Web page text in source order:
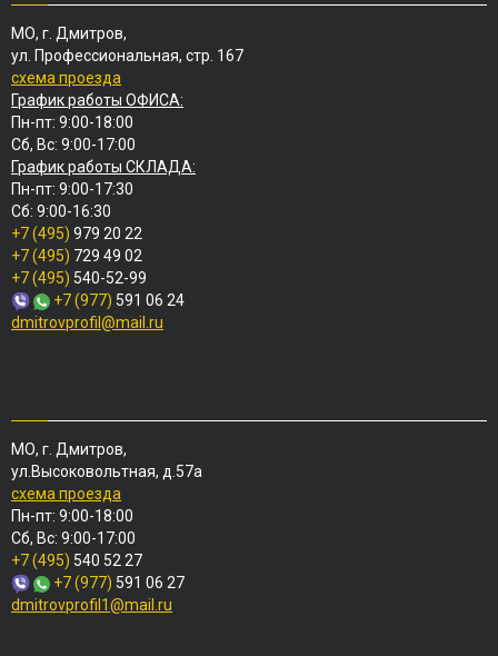
МО, г. Дмитров,
ул. Профессиональная, стр. 167
схема проезда
График работы ОФИСА:
Пн-пт: 9:00-18:00
Сб, Вс: 9:00-17:00
График работы СКЛАДА:
Пн-пт: 9:00-17:30
Сб: 9:00-16:30
+7 (495) 979 20 22
+7 (495) 729 49 02
+7 (495) 540-52-99
+7 (977) 591 06 24
dmitrovprofil@mail.ru
МО, г. Дмитров,
ул.Высоковольтная, д.57а
схема проезда
Пн-пт: 9:00-18:00
Сб, Вс: 9:00-17:00
+7 (495) 540 52 27
+7 (977) 591 06 27
dmitrovprofil1@mail.ru